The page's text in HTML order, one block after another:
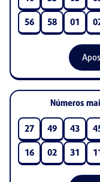
56 58 01
Números
27 49 43
16 02 31